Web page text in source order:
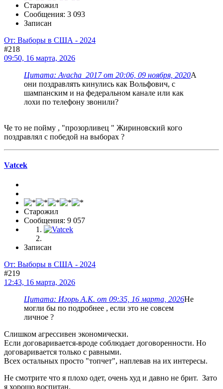
Старожил
Сообщения: 3 093
Записан
От: Выборы в США - 2024
#218
09:50, 16 марта, 2026
Цитата: Avacha_2017 от 20:06, 09 ноября, 2020А
они поздравлять кинулись как Вольфович, с
шампанским и на федеральном канале или как
лохи по телефону звонили?
Че то не пойму , "прозорливец " Жириновский кого
поздравлял с победой на выборах ?
Vatcek
Старожил
Сообщения: 9 057
Записан
От: Выборы в США - 2024
#219
12:43, 16 марта, 2026
Цитата: Игорь А.К. от 09:35, 16 марта, 2026Не
могли бы по подробнее , если это не совсем
личное ?
Слишком агрессивен экономически.
Если договаривается-вроде соблюдает договоренности. Но
договаривается только с равными.
Всех остальных просто "топчет", наплевав на их интересы.
Не смотрите что я плохо одет, очень худ и давно не брит. Зато
я хорошо воспитан.